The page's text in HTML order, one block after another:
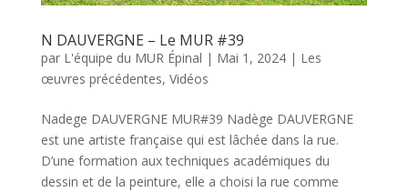
N DAUVERGNE – Le MUR #39
par L'équipe du MUR Épinal | Mai 1, 2024| Les
œuvres précédentes, Vidéos
Nadege DAUVERGNE MUR#39 Nadège DAUVERGNE
est une artiste française qui est lâchée dans la rue.
D’une formation aux techniques académiques du
dessin et de la peinture, elle a choisi la rue comme